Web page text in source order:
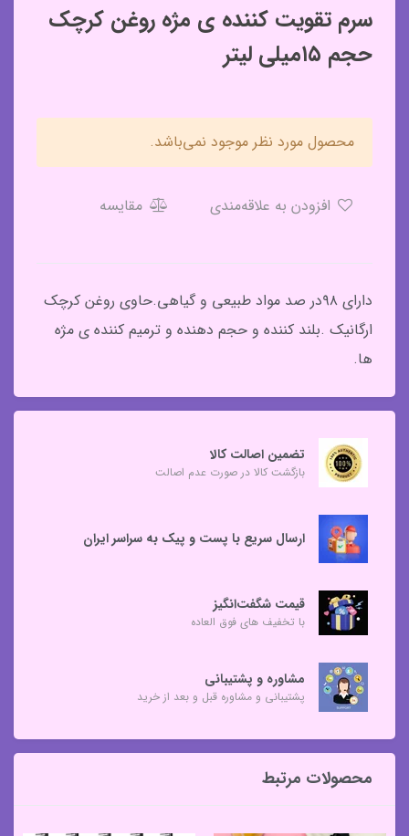
سرم تقویت کننده ی مژه روغن کرچک
حجم ۱۵میلی لیتر
محصول مورد نظر موجود نمی‌باشد.
مقایسه
دارای ۹۸در صد مواد طبیعی و گیاهی.​حاوی روغن کرچک
ارگانیک .بلند کننده و حجم دهنده و ترمیم کننده ی مژه
ها.​​​
تضمین اصالت کالا
بازگشت کالا در صورت عدم اصالت
ارسال سریع با پست و پیک به سراسر ایران
قیمت شگفت‌انگیز
با تخفیف های فوق العاده
مشاوره و پشتیبانی
پشتیبانی و مشاوره قبل و بعد از خرید
محصولات مرتبط